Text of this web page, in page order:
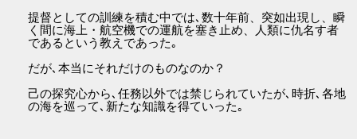
提督としての訓練を積む中では､数十年前、突如出現し、瞬
く間に海上・航空機での運航を塞き止め、人類に仇名す者
であるという教えであった｡
だが､本当にそれだけのものなのか？
己の探究心から､任務以外では禁じられていたが､時折､各地
の海を巡って､新たな知識を得ていった｡